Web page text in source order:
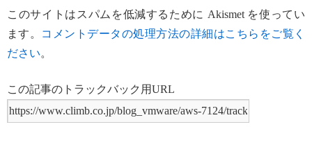
このサイトはスパムを低減するために Akismet を使ってい
ます。 コメントデータの処理方法の詳細はこちらをご覧く
ださい。
この記事のトラックバック用URL